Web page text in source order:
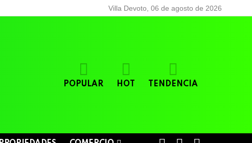
Villa Devoto, 06 de agosto de 2026
POPULAR HOT TENDENCIA
SWITCH